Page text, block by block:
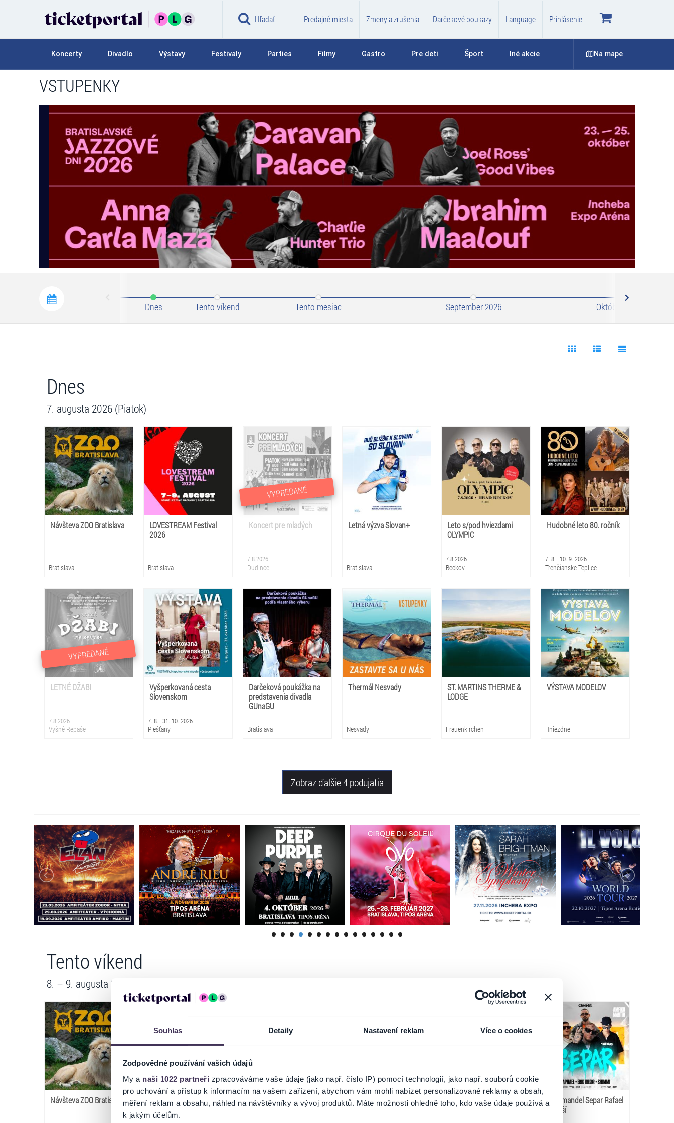
Souhlas Detaily Nastavení reklam Více o cookies
Zodpovědné používání vašich údajů
My a naši 1022 partneři zpracováváme vaše údaje (jako např. číslo IP) pomocí technologií, jako např. souborů cookie
pro uchování a přístup k informacím na vašem zařízení, abychom vám mohli nabízet personalizované reklamy a obsah,
měření reklam a obsahu, náhled na návštěvníky a vývoj produktů. Máte možnosti ohledně toho, kdo vaše údaje používá a
k jakým účelům.
Hľadať Predajné miesta Zmeny a zrušenia Darčekové poukazy Language Prihlásenie
Koncerty Divadlo Výstavy Festivaly Parties Filmy Gastro Pre deti Šport Iné akcie Na mape
VSTUPENKY
Dnes Tento víkend Tento mesiac September 2026 Október 2026
Dnes
7. augusta 2026 (Piatok)
Návšteva ZOO Bratislava
Bratislava
LOVESTREAM Festival
2026
Bratislava
VYPREDANÉ
Koncert pre mladých
7.8.2026
Dudince
Letná výzva Slovan+
Bratislava
Leto s/pod hviezdami
OLYMPIC
7.8.2026
Beckov
Hudobné leto 80. ročník
7. 8.–10. 9. 2026
Trenčianske Teplice
VYPREDANÉ
LETNÉ DŽABI
7.8.2026
Vyšné Repaše
Vyšperkovaná cesta
Slovenskom
7. 8.–31. 10. 2026
Piešťany
Darčeková poukážka na
predstavenia divadla
GUnaGU
Bratislava
Thermál Nesvady
Nesvady
ST. MARTINS THERME &
LODGE
Frauenkirchen
VÝSTAVA MODELOV
Hniezdne
Zobraz ďalšie 4 podujatia
Tento víkend
8. – 9. augusta 2026
Návšteva ZOO Bratislava
LOVESTREAM Festival
2026
Letná výzva Slovan+
Vyšperkovaná cesta
Slovenskom
CITY FEST ZH 2026
Coromandel Separ Rafael
a ďalší